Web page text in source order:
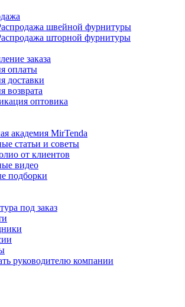
швейной фурнитуры
шторной фурнитуры
заказа
оплаты
доставки
возврата
оптовика
академия MirTenda
статьи и советы
от клиентов
видео
подборки
под заказ
руководителю компании